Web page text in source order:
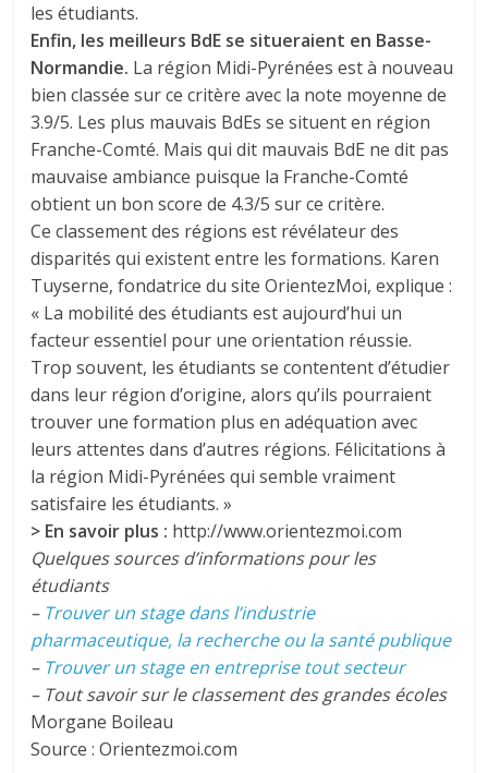
les étudiants.
Enfin, les meilleurs BdE se situeraient en Basse-
Normandie. La région Midi-Pyrénées est à nouveau
bien classée sur ce critère avec la note moyenne de
3.9/5. Les plus mauvais BdEs se situent en région
Franche-Comté. Mais qui dit mauvais BdE ne dit pas
mauvaise ambiance puisque la Franche-Comté
obtient un bon score de 4.3/5 sur ce critère.
Ce classement des régions est révélateur des
disparités qui existent entre les formations. Karen
Tuyserne, fondatrice du site OrientezMoi, explique :
« La mobilité des étudiants est aujourd’hui un
facteur essentiel pour une orientation réussie.
Trop souvent, les étudiants se contentent d’étudier
dans leur région d’origine, alors qu’ils pourraient
trouver une formation plus en adéquation avec
leurs attentes dans d’autres régions. Félicitations à
la région Midi-Pyrénées qui semble vraiment
satisfaire les étudiants. »
> En savoir plus : http://www.orientezmoi.com
Quelques sources d’informations pour les
étudiants
– Trouver un stage dans l’industrie
pharmaceutique, la recherche ou la santé publique
– Trouver un stage en entreprise tout secteur
– Tout savoir sur le classement des grandes écoles
Morgane Boileau
Source : Orientezmoi.com